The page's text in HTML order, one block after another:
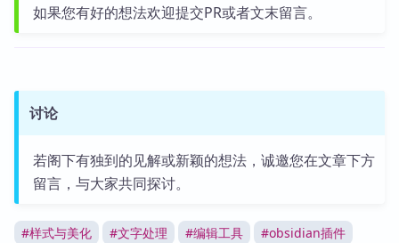
如果您有好的想法欢迎提交PR或者文末留言。
讨论
若阁下有独到的见解或新颖的想法，诚邀您在文章下方
留言，与大家共同探讨。
#样式与美化 #文字处理 #编辑工具 #obsidian插件